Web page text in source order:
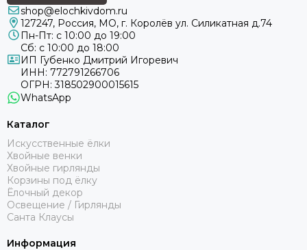
shop@elochkivdom.ru
127247, Россия, МО, г. Королёв ул. Силикатная д.74
Пн-Пт: с 10:00 до 19:00
Сб: с 10:00 до 18:00
ИП Губенко Дмитрий Игоревич
ИНН: 772791266706
ОГРН: 318502900015615
WhatsApp
Каталог
Искусственные ёлки
Хвойные венки
Хвойные гирлянды
Корзины под ёлку
Ёлочный декор
Освещение / Гирлянды
Санта Клаусы
Информация